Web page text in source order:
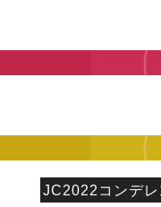
JC2022コンデレ